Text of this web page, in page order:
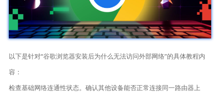
以下是针对“谷歌浏览器安装后为什么无法访问外部网络”的具体教程内
容：
检查基础网络连通性状态。确认其他设备能否正常连接同一路由器上